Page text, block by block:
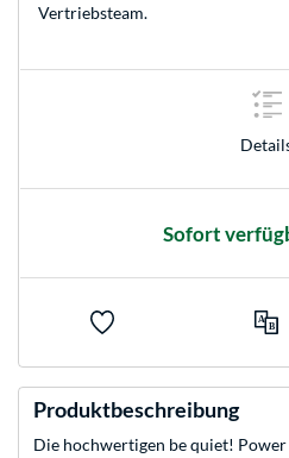
Vertriebsteam.
Sofort
Produktbeschreibung
Die hochwertigen be quiet!